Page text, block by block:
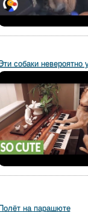
собаки невероятно
Полёт на парашюте